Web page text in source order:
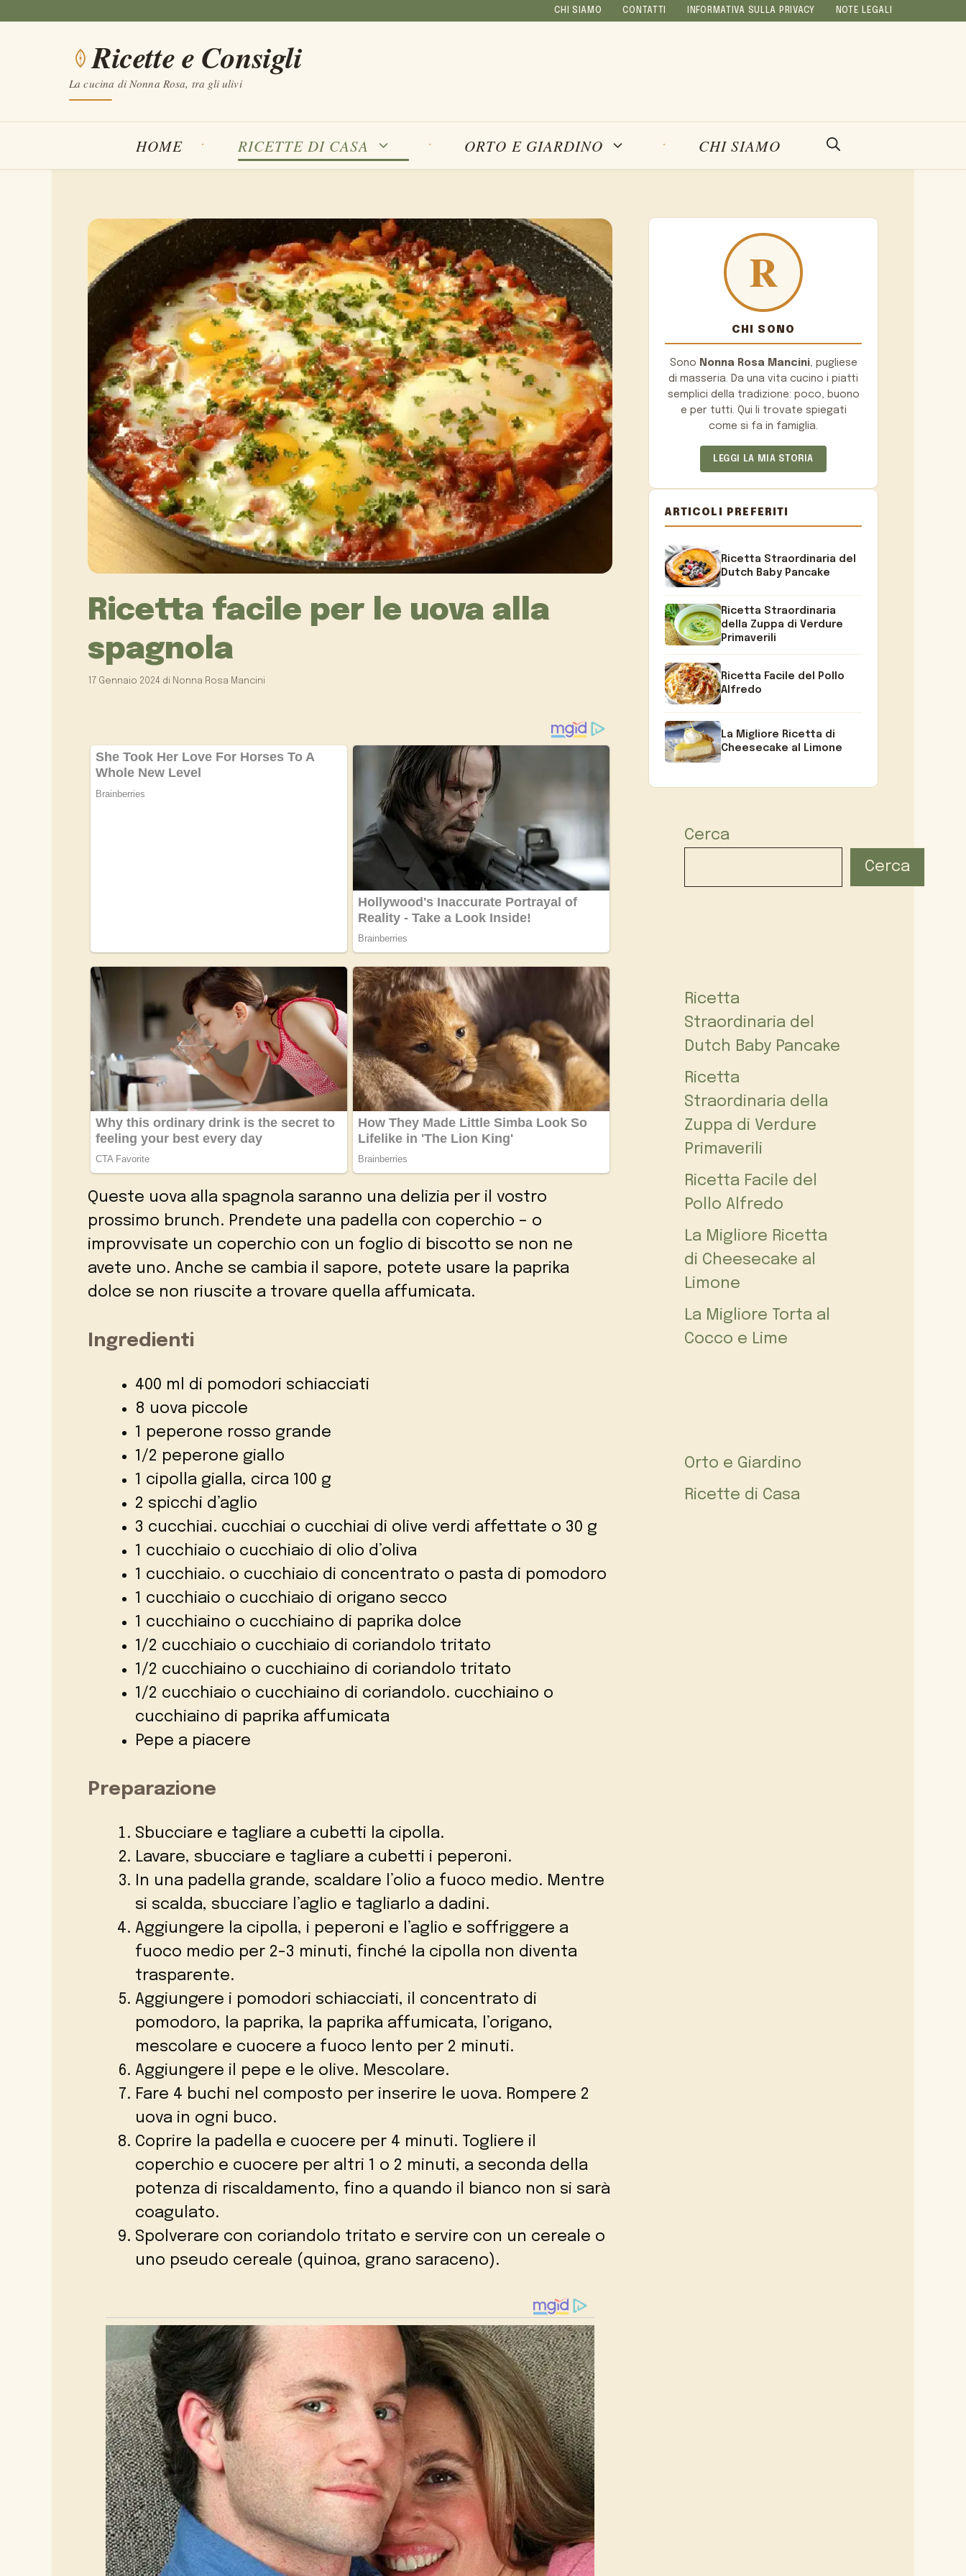
contenuto
CHI SIAMO CONTATTI INFORMATIVA SULLA PRIVACY NOTE LEGALI
Ricette e Consigli
La cucina di Nonna Rosa, tra gli ulivi
HOME RICETTE DI CASA ORTO E GIARDINO CHI SIAMO
Ricetta facile per le uova alla
spagnola
17 Gennaio 2024 di Nonna Rosa Mancini
Queste uova alla spagnola saranno una delizia per il vostro
prossimo brunch. Prendete una padella con coperchio – o
improvvisate un coperchio con un foglio di biscotto se non ne
avete uno. Anche se cambia il sapore, potete usare la paprika
dolce se non riuscite a trovare quella affumicata.
Ingredienti
400 ml di pomodori schiacciati
8 uova piccole
1 peperone rosso grande
1/2 peperone giallo
1 cipolla gialla, circa 100 g
2 spicchi d’aglio
3 cucchiai. cucchiai o cucchiai di olive verdi affettate o 30 g
1 cucchiaio o cucchiaio di olio d’oliva
1 cucchiaio. o cucchiaio di concentrato o pasta di pomodoro
1 cucchiaio o cucchiaio di origano secco
1 cucchiaino o cucchiaino di paprika dolce
1/2 cucchiaio o cucchiaio di coriandolo tritato
1/2 cucchiaino o cucchiaino di coriandolo tritato
1/2 cucchiaio o cucchiaino di coriandolo. cucchiaino o
cucchiaino di paprika affumicata
Pepe a piacere
Preparazione
Sbucciare e tagliare a cubetti la cipolla.
Lavare, sbucciare e tagliare a cubetti i peperoni.
In una padella grande, scaldare l’olio a fuoco medio. Mentre
si scalda, sbucciare l’aglio e tagliarlo a dadini.
Aggiungere la cipolla, i peperoni e l’aglio e soffriggere a
fuoco medio per 2-3 minuti, finché la cipolla non diventa
trasparente.
Aggiungere i pomodori schiacciati, il concentrato di
pomodoro, la paprika, la paprika affumicata, l’origano,
mescolare e cuocere a fuoco lento per 2 minuti.
Aggiungere il pepe e le olive. Mescolare.
Fare 4 buchi nel composto per inserire le uova. Rompere 2
uova in ogni buco.
Coprire la padella e cuocere per 4 minuti. Togliere il
coperchio e cuocere per altri 1 o 2 minuti, a seconda della
potenza di riscaldamento, fino a quando il bianco non si sarà
coagulato.
Spolverare con coriandolo tritato e servire con un cereale o
uno pseudo cereale (quinoa, grano saraceno).
CHI SONO
Sono Nonna Rosa Mancini, pugliese
di masseria. Da una vita cucino i piatti
semplici della tradizione: poco, buono
e per tutti. Qui li trovate spiegati
come si fa in famiglia.
LEGGI LA MIA STORIA
ARTICOLI PREFERITI
Ricetta Straordinaria del
Dutch Baby Pancake
Ricetta Straordinaria
della Zuppa di Verdure
Primaverili
Ricetta Facile del Pollo
Alfredo
La Migliore Ricetta di
Cheesecake al Limone
Cerca
Cerca
Ricetta
Straordinaria del
Dutch Baby Pancake
Ricetta
Straordinaria della
Zuppa di Verdure
Primaverili
Ricetta Facile del
Pollo Alfredo
La Migliore Ricetta
di Cheesecake al
Limone
La Migliore Torta al
Cocco e Lime
Orto e Giardino
Ricette di Casa